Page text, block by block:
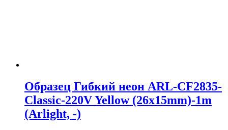
Образец Гибкий неон ARL-CF2835-
Classic-220V Yellow (26x15mm)-1m
(Arlight, -)